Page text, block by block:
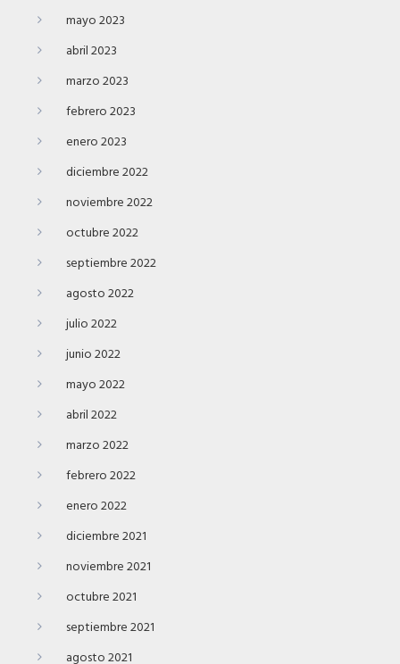
mayo 2023
abril 2023
marzo 2023
febrero 2023
enero 2023
diciembre 2022
noviembre 2022
octubre 2022
septiembre 2022
agosto 2022
julio 2022
junio 2022
mayo 2022
abril 2022
marzo 2022
febrero 2022
enero 2022
diciembre 2021
noviembre 2021
octubre 2021
septiembre 2021
agosto 2021